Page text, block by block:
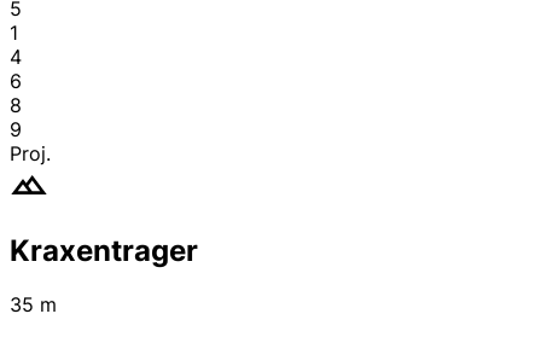
5
1
4
6
8
9
Proj.
Kraxentrager
35 m